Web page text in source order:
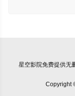
星空影院免费提供无
Copyright